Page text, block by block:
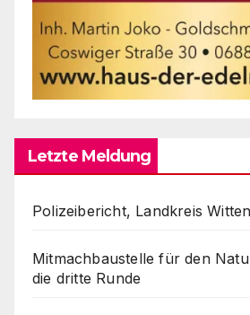
Letzte Meldung
Polizeibericht, Landkreis
Mitmachbaustelle für den
die dritte Runde